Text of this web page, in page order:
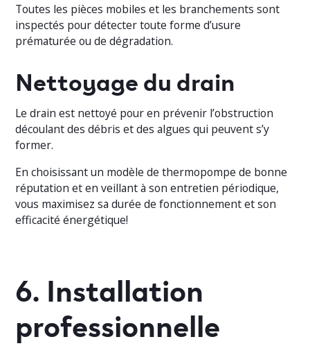
Toutes les pièces mobiles et les branchements sont
inspectés pour détecter toute forme d’usure
prématurée ou de dégradation.
Nettoyage du drain
Le drain est nettoyé pour en prévenir l’obstruction
découlant des débris et des algues qui peuvent s’y
former.
En choisissant un modèle de thermopompe de bonne
réputation et en veillant à son entretien périodique,
vous maximisez sa durée de fonctionnement et son
efficacité énergétique!
6. Installation
professionnelle